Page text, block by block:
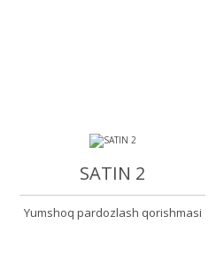
SATIN 2
Yumshoq pardozlash qorishmasi